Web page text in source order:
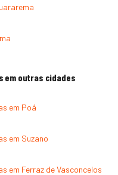
em outras cidades
em Poá
em Suzano
em Ferraz de Vasconcelos